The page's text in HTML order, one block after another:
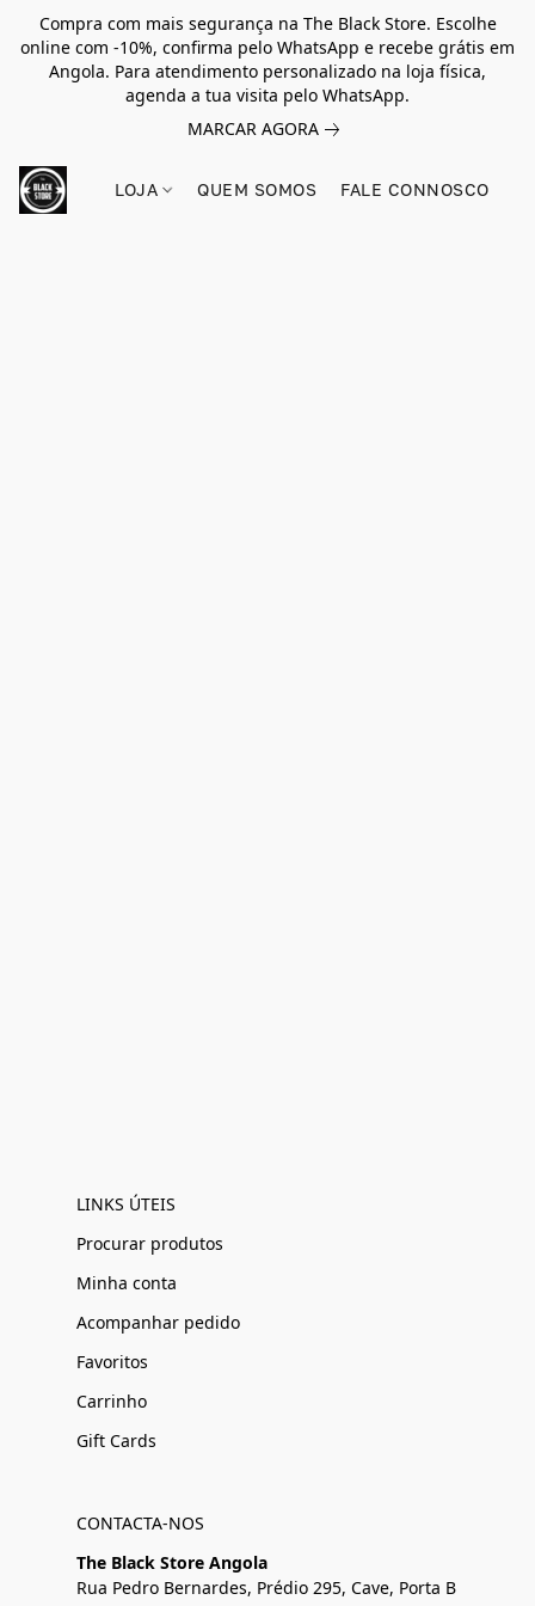
Compra com mais segurança na The Black Store. Escolhe
online com -10%, confirma pelo WhatsApp e recebe grátis em
Angola. Para atendimento personalizado na loja física,
agenda a tua visita pelo WhatsApp.
MARCAR AGORA
LOJA QUEM SOMOS FALE CONNOSCO
LINKS ÚTEIS
Procurar produtos
Minha conta
Acompanhar pedido
Favoritos
Carrinho
Gift Cards
CONTACTA-NOS
The Black Store Angola
Rua Pedro Bernardes, Prédio 295, Cave, Porta B